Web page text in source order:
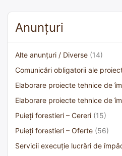
Anunțuri
Alte anunțuri / Diverse (14)
Comunicări obligatorii ale
Elaborare proiecte tehnice de
Elaborare proiecte tehnice de
Puieți forestieri – Cereri (15)
Puieți forestieri – Oferte (56)
Servicii execuție lucrări de